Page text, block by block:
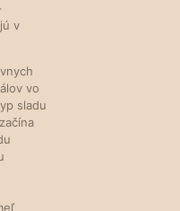
v
vo
sladu